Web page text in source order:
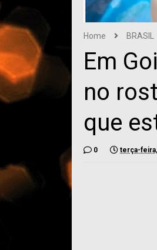
Home BRASIL
Em
no
que
0 terça-